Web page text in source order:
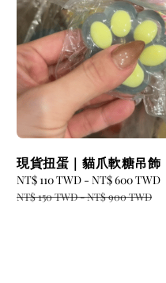
現貨扭蛋｜貓爪軟糖吊飾
Sale
price
NT$ 110 TWD - NT$ 600 TWD
NT$ 150 TWD-NT$ 900 TWD